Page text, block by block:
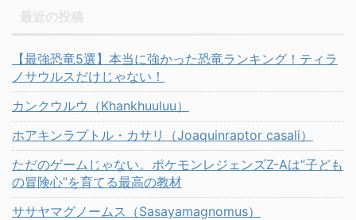
【最強恐竜5選】本当に強かった恐竜ランキング！ティラ
ノサウルスだけじゃない！
カンクウルウ（Khankhuuluu）
ホアキンラプトル・カサリ（Joaquinraptor casali）
ただのゲームじゃない。ポケモンレジェンズZ-Aは“子ども
の冒険心”を育てる最高の教材
ササヤマグノームス（Sasayamagnomus）